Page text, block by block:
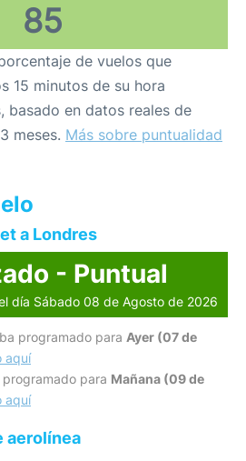
85
de vuelos que
15 minutos de su hora
basado en datos reales de
meses. Más sobre puntualidad
a Londres
- Puntual
día Sábado 08 de Agosto de 2026
programado para Ayer (07 de
aquí
para Mañana (09 de
aquí
aerolínea